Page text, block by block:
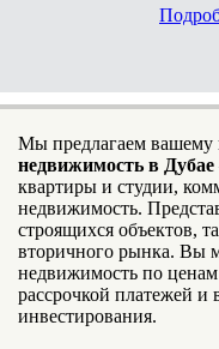
Мы предлагаем
недвижимость в Дубае
квартиры и студии,
недвижимость.
строящихся объектов,
вторичного рынка. Вы
недвижимость по
рассрочкой платежей
инвестирования.